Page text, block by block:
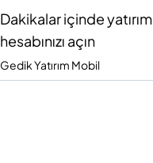
Dakikalar içinde yatırım
hesabınızı açın
Gedik Yatırım Mobil